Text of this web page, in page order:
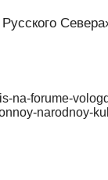
na-forume-
narodnoy-